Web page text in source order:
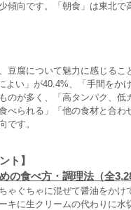
傾向です。「朝食」は東北
豆腐について魅力に感じる
よい」が40.4%、「手間をか
のが多く、「高タンパク、
べられる」「他の食材と合
です。
ト】
の食べ方・調理法（全
ゃぐちゃに混ぜて醤油をかけ
キに生クリームの代わりに